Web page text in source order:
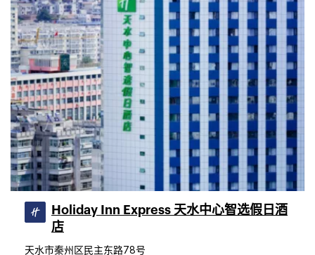
Holiday Inn Express 天水中心智选假日酒
店
天水市秦州区民主东路78号